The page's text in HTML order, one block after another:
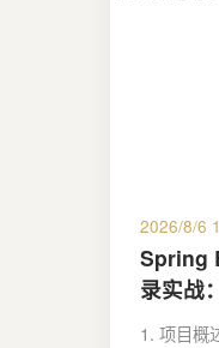
2026/8/6
Spring
录实战
1. 项目概